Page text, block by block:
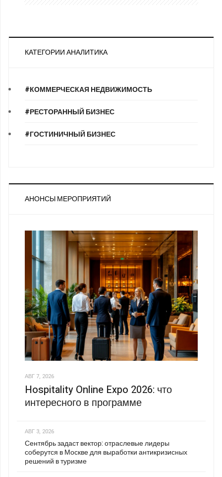
КАТЕГОРИИ АНАЛИТИКА
#КОММЕРЧЕСКАЯ НЕДВИЖИМОСТЬ
#РЕСТОРАННЫЙ БИЗНЕС
#ГОСТИНИЧНЫЙ БИЗНЕС
АНОНСЫ МЕРОПРИЯТИЙ
АВГ 7, 2026
Hospitality Online Expo 2026: что
интересного в программе
АВГ 3, 2026
Сентябрь задаст вектор: отраслевые лидеры
соберутся в Москве для выработки антикризисных
решений в туризме